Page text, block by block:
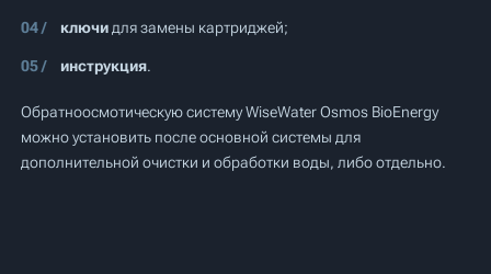
ключи для замены картриджей;
инструкция.
Обратноосмотическую систему WiseWater Osmos BioEnergy
можно установить после основной системы для
дополнительной очистки и обработки воды, либо отдельно.